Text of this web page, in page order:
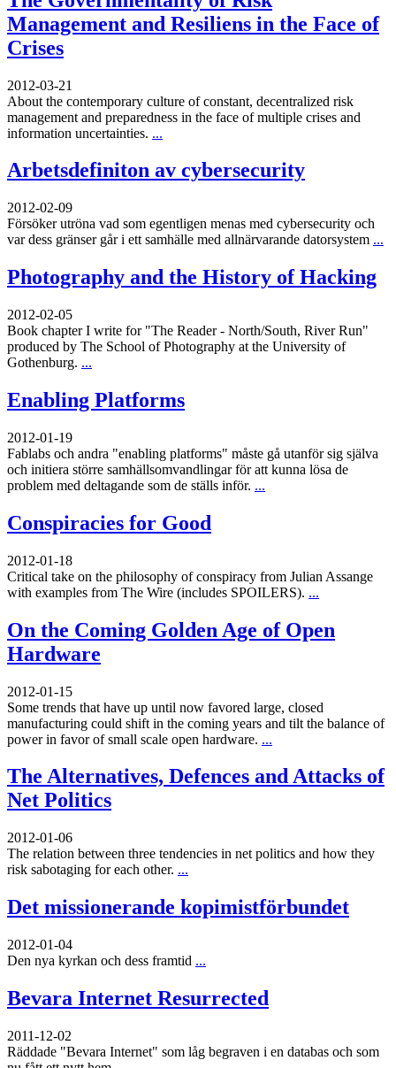
Management and Resiliens in the Face of
Crises
2012-03-21
About the contemporary culture of constant, decentralized risk
management and preparedness in the face of multiple crises and
information uncertainties. ...
Arbetsdefiniton av cybersecurity
2012-02-09
Försöker utröna vad som egentligen menas med cybersecurity och
var dess gränser går i ett samhälle med allnärvarande datorsystem ...
Photography and the History of Hacking
2012-02-05
Book chapter I write for "The Reader - North/South, River Run"
produced by The School of Photography at the University of
Gothenburg. ...
Enabling Platforms
2012-01-19
Fablabs och andra "enabling platforms" måste gå utanför sig själva
och initiera större samhällsomvandlingar för att kunna lösa de
problem med deltagande som de ställs inför. ...
Conspiracies for Good
2012-01-18
Critical take on the philosophy of conspiracy from Julian Assange
with examples from The Wire (includes SPOILERS). ...
On the Coming Golden Age of Open
Hardware
2012-01-15
Some trends that have up until now favored large, closed
manufacturing could shift in the coming years and tilt the balance of
power in favor of small scale open hardware. ...
The Alternatives, Defences and Attacks of
Net Politics
2012-01-06
The relation between three tendencies in net politics and how they
risk sabotaging for each other. ...
Det missionerande kopimistförbundet
2012-01-04
Den nya kyrkan och dess framtid ...
Bevara Internet Resurrected
2011-12-02
Räddade "Bevara Internet" som låg begraven i en databas och som